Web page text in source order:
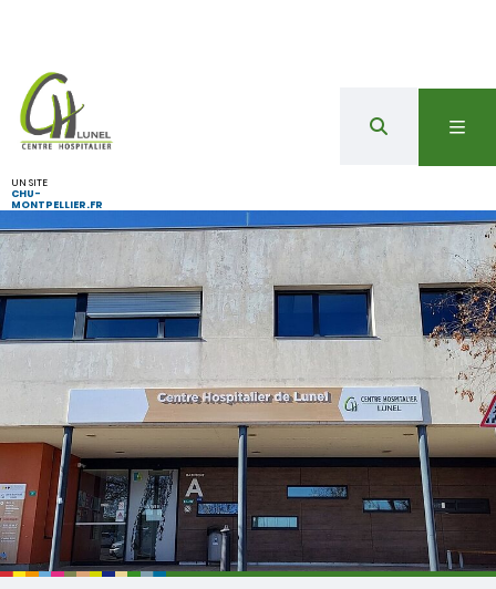
UN SITE
CHU-
MONTPELLIER.FR